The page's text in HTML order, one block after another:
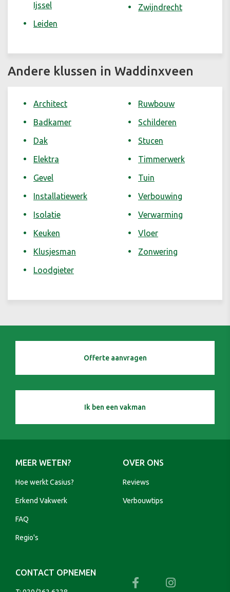
Ijssel
Leiden
Zwijndrecht
Andere klussen in Waddinxveen
Architect
Badkamer
Dak
Elektra
Gevel
Installatiewerk
Isolatie
Keuken
Klusjesman
Loodgieter
Ruwbouw
Schilderen
Stucen
Timmerwerk
Tuin
Verbouwing
Verwarming
Vloer
Zonwering
Offerte aanvragen
Ik ben een vakman
MEER WETEN?
Hoe werkt Casius?
Erkend Vakwerk
FAQ
Regio's
OVER ONS
Reviews
Verbouwtips
CONTACT OPNEMEN